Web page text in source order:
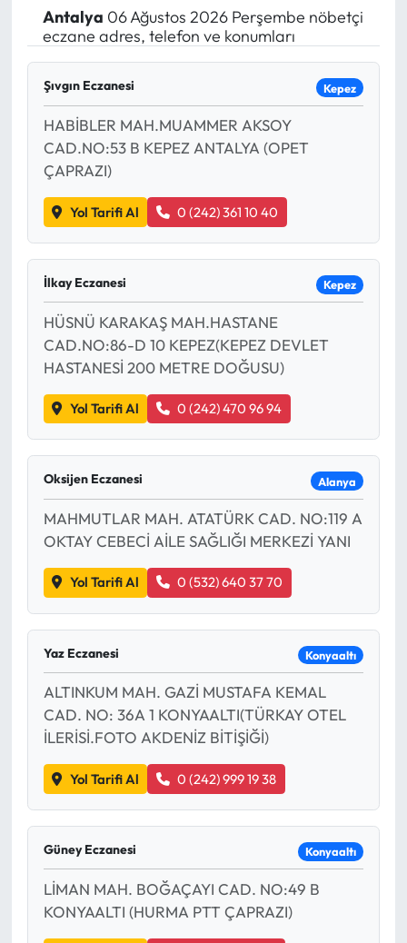
Antalya 06 Ağustos 2026 Perşembe nöbetçi
eczane adres, telefon ve konumları
Şıvgın Eczanesi Kepez
HABİBLER MAH.MUAMMER AKSOY
CAD.NO:53 B KEPEZ ANTALYA (OPET
ÇAPRAZI)
Yol Tarifi Al 0 (242) 361 10 40
İlkay Eczanesi Kepez
HÜSNÜ KARAKAŞ MAH.HASTANE
CAD.NO:86-D 10 KEPEZ(KEPEZ DEVLET
HASTANESİ 200 METRE DOĞUSU)
Yol Tarifi Al 0 (242) 470 96 94
Oksijen Eczanesi Alanya
MAHMUTLAR MAH. ATATÜRK CAD. NO:119 A
OKTAY CEBECİ AİLE SAĞLIĞI MERKEZİ YANI
Yol Tarifi Al 0 (532) 640 37 70
Yaz Eczanesi Konyaaltı
ALTINKUM MAH. GAZİ MUSTAFA KEMAL
CAD. NO: 36A 1 KONYAALTI(TÜRKAY OTEL
İLERİSİ.FOTO AKDENİZ BİTİŞİĞİ)
Yol Tarifi Al 0 (242) 999 19 38
Güney Eczanesi Konyaaltı
LİMAN MAH. BOĞAÇAYI CAD. NO:49 B
KONYAALTI (HURMA PTT ÇAPRAZI)
Yargı Kararları
Araştırma-Rapor